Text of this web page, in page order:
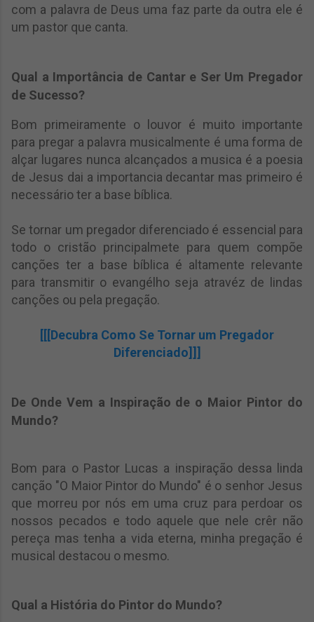
com a palavra de Deus uma faz parte da outra ele é
um pastor que canta.
Qual a Importância de Cantar e Ser Um Pregador
de Sucesso?
Bom primeiramente o louvor é muito importante
para pregar a palavra musicalmente é uma forma de
alçar lugares nunca alcançados a musica é a poesia
de Jesus dai a importancia decantar mas primeiro é
necessário ter a base bíblica.
Se tornar um pregador diferenciado é essencial para
todo o cristão principalmete para quem compõe
canções ter a base bíblica é altamente relevante
para transmitir o evangélho seja atravéz de lindas
canções ou pela pregação.
[[[Decubra Como Se Tornar um Pregador
Diferenciado]]]
De Onde Vem a Inspiração de o Maior Pintor do
Mundo?
Bom para o Pastor Lucas a inspiração dessa linda
canção "O Maior Pintor do Mundo" é o senhor Jesus
que morreu por nós em uma cruz para perdoar os
nossos pecados e todo aquele que nele crêr não
pereça mas tenha a vida eterna, minha pregação é
musical destacou o mesmo.
Qual a História do Pintor do Mundo?